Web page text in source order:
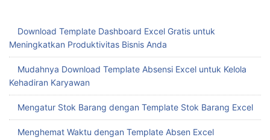
Download Template Dashboard Excel Gratis untuk
Meningkatkan Produktivitas Bisnis Anda
Mudahnya Download Template Absensi Excel untuk Kelola
Kehadiran Karyawan
Mengatur Stok Barang dengan Template Stok Barang Excel
Menghemat Waktu dengan Template Absen Excel